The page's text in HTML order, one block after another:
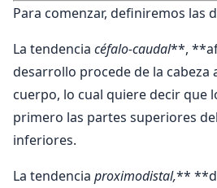
Para comenzar, definiremos las
La tendencia céfalo-caudal**,
desarrollo procede de la cabeza
cuerpo, lo cual quiere decir que
primero las partes superiores
inferiores.
La tendencia proximodistal,**